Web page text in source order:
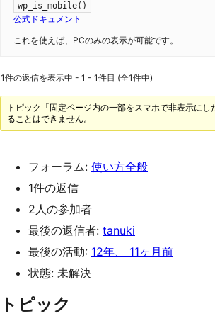
wp_is_mobile()
公式ドキュメント
これを使えば、PCのみの表示が可能です。
1件の返信を表示中 - 1 - 1件目 (全1件中)
トピック「固定ページ内の一部をスマホで非表示に
ることはできません。
フォーラム: 使い方全般
1件の返信
2人の参加者
最後の返信者: tanuki
最後の活動: 12年、 11ヶ月前
状態: 未解決
トピック